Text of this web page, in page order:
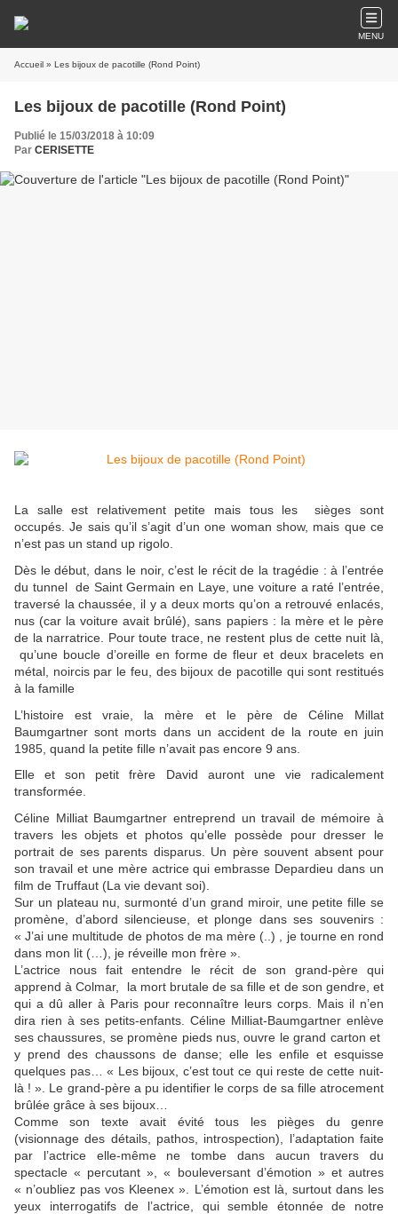
MENU
Accueil » Les bijoux de pacotille (Rond Point)
Les bijoux de pacotille (Rond Point)
Publié le 15/03/2018 à 10:09
Par CERISETTE
La salle est relativement petite mais tous les sièges sont
occupés. Je sais qu’il s’agit d’un one woman show, mais que ce
n’est pas un stand up rigolo.
Dès le début, dans le noir, c’est le récit de la tragédie : à l’entrée
du tunnel de Saint Germain en Laye, une voiture a raté l’entrée,
traversé la chaussée, il y a deux morts qu’on a retrouvé enlacés,
nus (car la voiture avait brûlé), sans papiers : la mère et le père
de la narratrice. Pour toute trace, ne restent plus de cette nuit là,
qu’une boucle d’oreille en forme de fleur et deux bracelets en
métal, noircis par le feu, des bijoux de pacotille qui sont restitués
à la famille
L’histoire est vraie, la mère et le père de Céline Millat
Baumgartner sont morts dans un accident de la route en juin
1985, quand la petite fille n’avait pas encore 9 ans.
Elle et son petit frère David auront une vie radicalement
transformée.
Céline Milliat Baumgartner entreprend un travail de mémoire à
travers les objets et photos qu’elle possède pour dresser le
portrait de ses parents disparus. Un père souvent absent pour
son travail et une mère actrice qui embrasse Depardieu dans un
film de Truffaut (La vie devant soi).
Sur un plateau nu, surmonté d’un grand miroir, une petite fille se
promène, d’abord silencieuse, et plonge dans ses souvenirs :
« J’ai une multitude de photos de ma mère (..) , je tourne en rond
dans mon lit (…), je réveille mon frère ».
L’actrice nous fait entendre le récit de son grand-père qui
apprend à Colmar, la mort brutale de sa fille et de son gendre, et
qui a dû aller à Paris pour reconnaître leurs corps. Mais il n’en
dira rien à ses petits-enfants. Céline Milliat-Baumgartner enlève
ses chaussures, se promène pieds nus, ouvre le grand carton et
y prend des chaussons de danse; elle les enfile et esquisse
quelques pas… « Les bijoux, c’est tout ce qui reste de cette nuit-
là ! ». Le grand-père a pu identifier le corps de sa fille atrocement
brûlée grâce à ses bijoux…
Comme son texte avait évité tous les pièges du genre
(visionnage des détails, pathos, introspection), l’adaptation faite
par l’actrice elle-même ne tombe dans aucun travers du
spectacle « percutant », « bouleversant d’émotion » et autres
« n’oubliez pas vos Kleenex ». L’émotion est là, surtout dans les
yeux interrogatifs de l’actrice, qui semble étonnée de notre